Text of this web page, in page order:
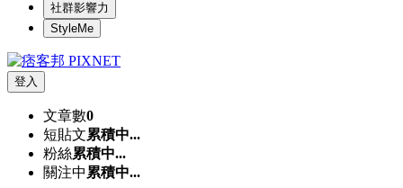
社群影響力
StyleMe
登入
文章數0
短貼文累積中...
粉絲累積中...
關注中 累積中...